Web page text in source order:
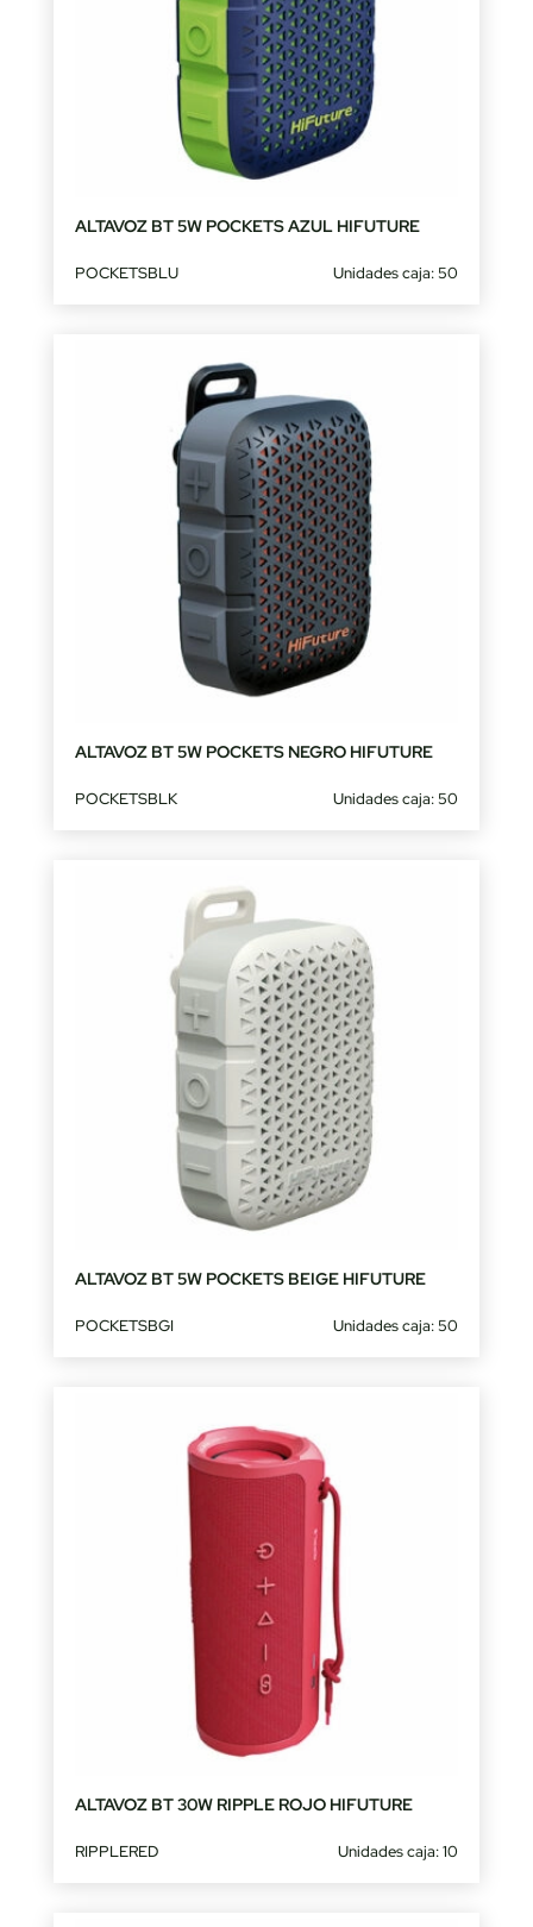
ALTAVOZ BT 5W POCKETS AZUL HIFUTURE
POCKETSBLU Unidades caja: 50
ALTAVOZ BT 5W POCKETS NEGRO HIFUTURE
POCKETSBLK Unidades caja: 50
ALTAVOZ BT 5W POCKETS BEIGE HIFUTURE
POCKETSBGI Unidades caja: 50
ALTAVOZ BT 30W RIPPLE ROJO HIFUTURE
RIPPLERED Unidades caja: 10